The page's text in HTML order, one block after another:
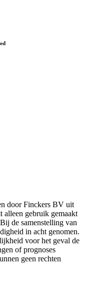
door Finckers BV uit
gebruik gemaakt
de samenstelling van
in acht genomen.
voor het geval de
of prognoses
geen rechten